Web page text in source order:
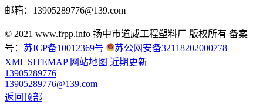
邮箱：13905289776@139.com
© 2021 www.frpp.info 扬中市道威工程塑料厂 版权所有 备案
号： 苏ICP备10012369号
苏公网安备32118202000778
XML SITEMAP 网站地图 近期更新
13905289776
13905289776@139.com
返回顶部